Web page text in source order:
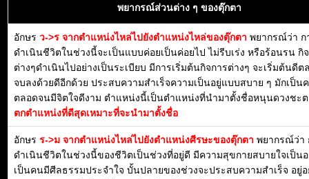
พยากรณ์ส่วนต่าง ๆ ของตุ๊กตา
อักษร ว->ร จากตำแหน่งไหล่ไปยังตำแหน่งไหล่ของตุ๊กตา พยากรณ์ว่า ก
ดำเนินชีวิตในช่วงนี้จะเป็นแบบค่อยเป็นค่อยไป ไม่รีบเร่ง หรือร้อนรน กิ
ต่างๆดำเนินไปอย่างเป็นระเบียบ มีการเริ่มต้นกิจการต่างๆ จะเริ่มต้นดีต
จบลงด้วยดีอีกด้วย ประสบความสำเร็จความเป็นอยู่แบบสบาย ๆ มักเป็น
ตลอดจนมีจิตใจดีงาม ตำแหน่งนี้เป็นตำแหน่งที่นำมาตั้งชื่อหนุนดวงชะ
ตกตำแหน่งที่ดีสุดเหมาะที่จะนำมาตั้งชื่อ
อักษร ร->ม จากตำแหน่งไหล่ไปยังตำแหน่งศีรษะของตุ๊กตา พยากรณ์ว่า
ดำเนินชีวิตในช่วงนี้ของชีวิตเป็นช่วงที่อยู่ดี มีความสุขกายสบายใจเป็น
เป็นคนมีศีลธรรมประจำใจ บั้นปลายของช่วงจะประสบความสำเร็จ อยู่อ